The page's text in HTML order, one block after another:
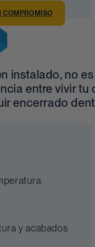
COMPROMISO
instalado, no
entre vivir tu
encerrado
y acabados